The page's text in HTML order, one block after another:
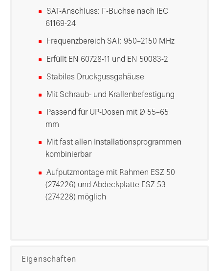
SAT-Anschluss: F-Buchse nach IEC
61169-24
Frequenzbereich SAT: 950–2150 MHz
Erfüllt EN 60728-11 und EN 50083-2
Stabiles Druckgussgehäuse
Mit Schraub- und Krallenbefestigung
Passend für UP-Dosen mit Ø 55–65
mm
Mit fast allen Installationsprogrammen
kombinierbar
Aufputzmontage mit Rahmen ESZ 50
(274226) und Abdeckplatte ESZ 53
(274228) möglich
Eigenschaften